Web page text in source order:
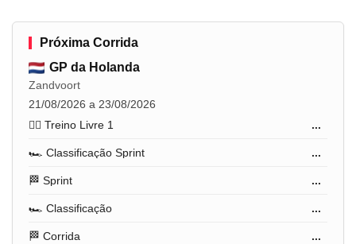
Próxima Corrida
GP da Holanda
Zandvoort
21/08/2026 a 23/08/2026
🏋️‍♂️ Treino Livre 1
...
🏎️ Classificação Sprint ...
🏁 Sprint ...
🏎️ Classificação ...
🏁 Corrida ...